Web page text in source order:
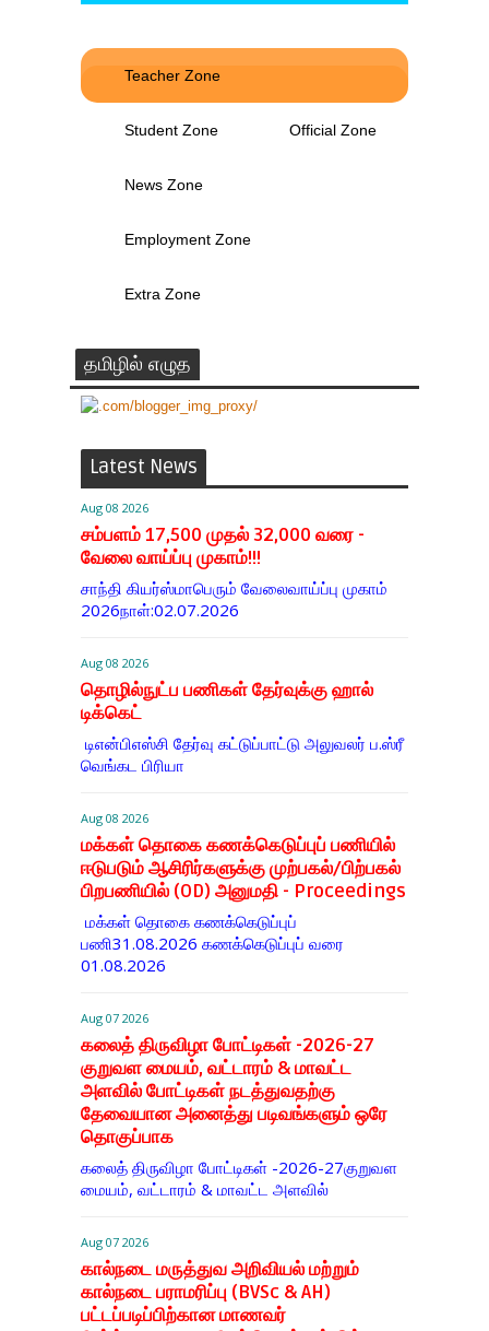
Teacher Zone
Student Zone Official Zone
News Zone
Employment Zone
Extra Zone
தமிழில் எழுத
Latest News
Aug 08 2026
சம்பளம் 17,500 முதல் 32,000 வரை -
வேலை வாய்ப்பு முகாம்!!!
சாந்தி கியர்ஸ்மாபெரும் வேலைவாய்ப்பு முகாம்
2026நாள்:02.07.2026
Aug 08 2026
தொழில்நுட்ப பணிகள் தேர்வுக்கு ஹால் ​
டிக்கெட்
டிஎன்​பிஎஸ்சி தேர்வு கட்​டுப்​பாட்டு அலு​வலர் ப.ஸ்ரீ
வெங்கட பிரியா
Aug 08 2026
மக்கள் தொகை கணக்கெடுப்புப் பணியில்
ஈடுபடும் ஆசிரிர்களுக்கு முற்பகல்/பிற்பகல்
பிறபணியில் (OD) அனுமதி - Proceedings
மக்கள் தொகை கணக்கெடுப்புப்
பணி31.08.2026 கணக்கெடுப்புப் வரை
01.08.2026
Aug 07 2026
கலைத் திருவிழா போட்டிகள் -2026-27
குறுவள மையம், வட்டாரம் & மாவட்ட
அளவில் போட்டிகள் நடத்துவதற்கு
தேவையான அனைத்து படிவங்களும் ஒரே
தொகுப்பாக
கலைத் திருவிழா போட்டிகள் -2026-27குறுவள
மையம், வட்டாரம் & மாவட்ட அளவில்
Aug 07 2026
கால்நடை மருத்துவ அறிவியல் மற்றும்
கால்நடை பராமரிப்பு (BVSc & AH)
பட்டப்படிப்பிற்கான மாணவர்